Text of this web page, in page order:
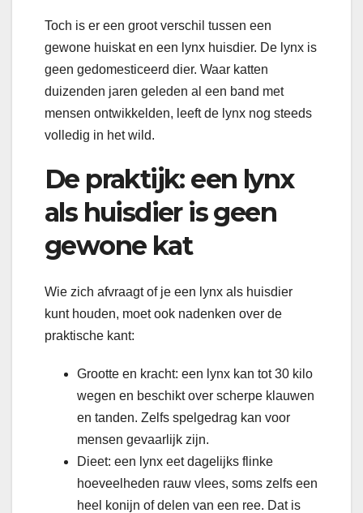
Toch is er een groot verschil tussen een
gewone huiskat en een lynx huisdier. De lynx is
geen gedomesticeerd dier. Waar katten
duizenden jaren geleden al een band met
mensen ontwikkelden, leeft de lynx nog steeds
volledig in het wild.
De praktijk: een lynx
als huisdier is geen
gewone kat
Wie zich afvraagt of je een lynx als huisdier
kunt houden, moet ook nadenken over de
praktische kant:
Grootte en kracht: een lynx kan tot 30 kilo
wegen en beschikt over scherpe klauwen
en tanden. Zelfs spelgedrag kan voor
mensen gevaarlijk zijn.
Dieet: een lynx eet dagelijks flinke
hoeveelheden rauw vlees, soms zelfs een
heel konijn of delen van een ree. Dat is